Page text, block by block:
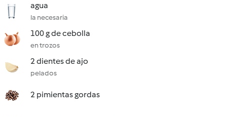
agua
la necesaria
100 g de cebolla
en trozos
2 dientes de ajo
pelados
2 pimientas gordas